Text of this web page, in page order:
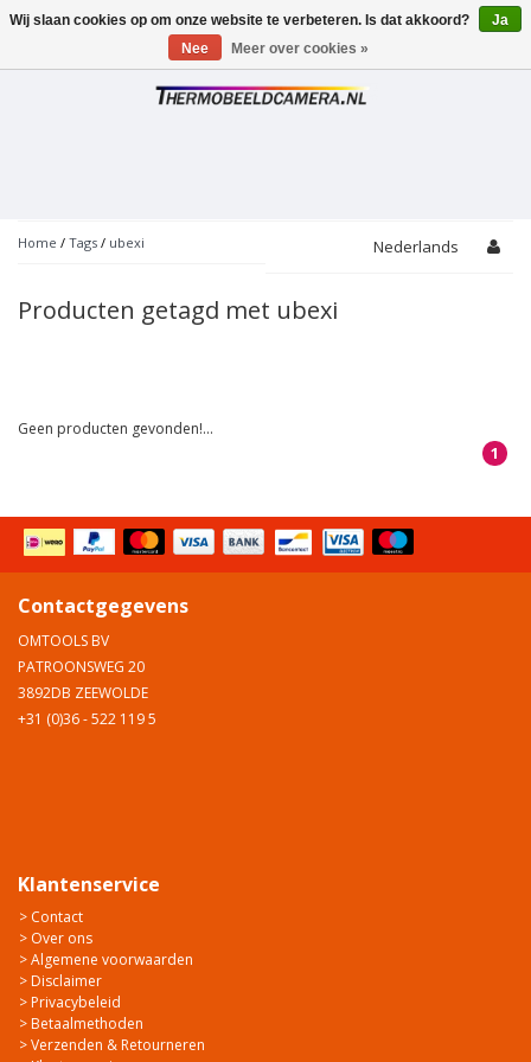
Toggle
Home / Tags / ubexi Nederlands
Producten getagd met ubexi
Geen producten gevonden!...
1
Contactgegevens
OMTOOLS BV
PATROONSWEG 20
3892DB ZEEWOLDE
+31 (0)36 - 522 119 5
Klantenservice
> Contact
> Over ons
> Algemene voorwaarden
> Disclaimer
> Privacybeleid
> Betaalmethoden
> Verzenden & Retourneren
Wij slaan cookies op om onze website te verbeteren. Is dat akkoord?
Ja
Nee
Meer over cookies »